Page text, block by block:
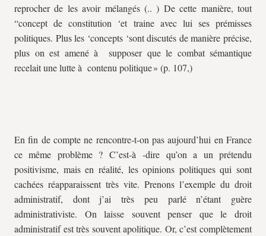
reprocher de les avoir mélangés (.. ) De cette manière, tout
“concept de constitution ‘et traine avec lui ses prémisses
politiques. Plus les ‘concepts ‘sont discutés de manière précise,
plus on est amené à supposer que le combat sémantique
recelait une lutte à contenu politique » (p. 107,)
En fin de compte ne rencontre-t-on pas aujourd’hui en France
ce même problème ? C’est-à -dire qu’on a un prétendu
positivisme, mais en réalité, les opinions politiques qui sont
cachées réapparaissent très vite. Prenons l’exemple du droit
administratif, dont j’ai très peu parlé n’étant guère
administrativiste. On laisse souvent penser que le droit
administratif est très souvent apolitique. Or, c’est complètement